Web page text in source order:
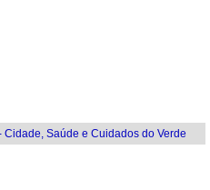
Cidade, Saúde e Cuidados do Verde